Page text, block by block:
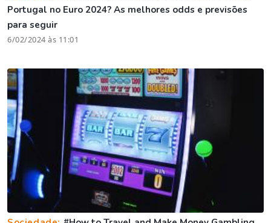
Portugal no Euro 2024? As melhores odds e previsões
para seguir
6/02/2024 às 11:01